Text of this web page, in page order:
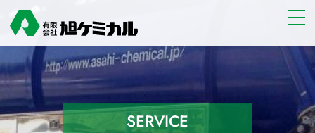
SERVICE